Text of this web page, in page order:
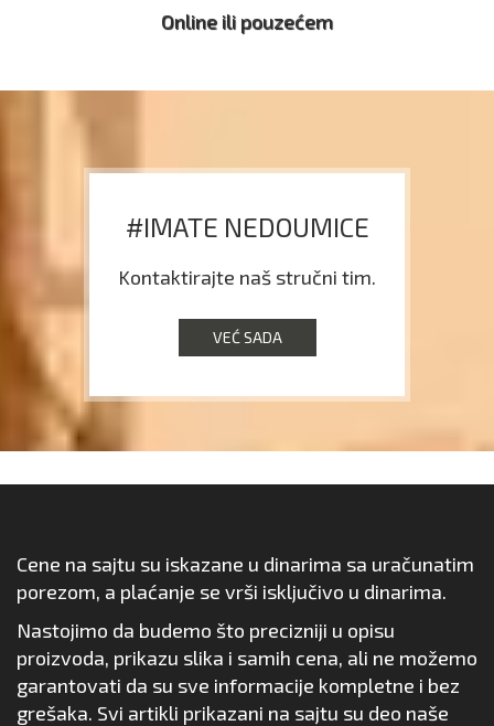
Online ili pouzećem
#IMATE NEDOUMICE
Kontaktirajte naš stručni tim.
VEĆ SADA
Cene na sajtu su iskazane u dinarima sa uračunatim
porezom, a plaćanje se vrši isključivo u dinarima.
Nastojimo da budemo što precizniji u opisu
proizvoda, prikazu slika i samih cena, ali ne možemo
garantovati da su sve informacije kompletne i bez
grešaka. Svi artikli prikazani na sajtu su deo naše